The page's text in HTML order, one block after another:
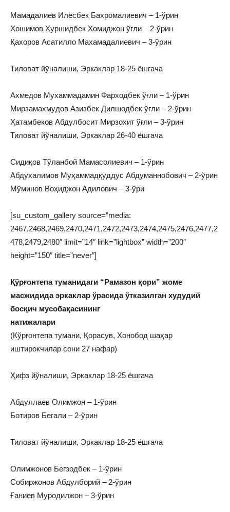
Мамадалиев Илёсбек Бахромалиевич – 1-ўрин
Хошимов Хуршидбек Хомиджон ўғли – 2-ўрин
Қахоров Асатилло Махамадалиевич – 3-ўрин
Тиловат йўналиши, Эркаклар 18-25 ёшгача
Ахмедов Мухаммадамин Фарходбек ўғли – 1-ўрин
Мирзамахмудов Азизбек Дилшодбек ўғли – 2-ўрин
Ҳатамбеков Абдулбосит Мирзохит ўғли – 3-ўрин
Тиловат йўналиши, Эркаклар 26-40 ёшгача
Сидиқов Тўланбой Мамасолиевич – 1-ўрин
Абдухалимов Муҳаммадқуддус Абдуманнобович – 2-ўрин
Мўминов Воҳиджон Адилович – 3-ўри
[su_custom_gallery source=”media:
2467,2468,2469,2470,2471,2472,2473,2474,2475,2476,2477,2
478,2479,2480″ limit=”14″ link=”lightbox” width=”200″
height=”150″ title=”never”]
Қўрғонтепа туманидаги “Рамазон қори” жоме
масжидида эркаклар ўрасида ўтказилган худудий
босқич мусобақасининг
натижалари
(Кўрғонтепа тумани, Қорасув, Хонобод шаҳар
иштирокчилар сони 27 нафар)
Ҳифз йўналиши, Эркаклар 18-25 ёшгача
Абдуллаев Олимжон – 1-ўрин
Ботиров Бегали – 2-ўрин
Тиловат йўналиши, Эркаклар 18-25 ёшгача
Олимжонов Бегзодбек – 1-ўрин
Собиржонов Абдулборий – 2-ўрин
Ғаниев Муродилжон – 3-ўрин